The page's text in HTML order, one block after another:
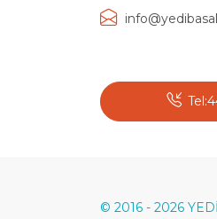
© 2016 - 2026